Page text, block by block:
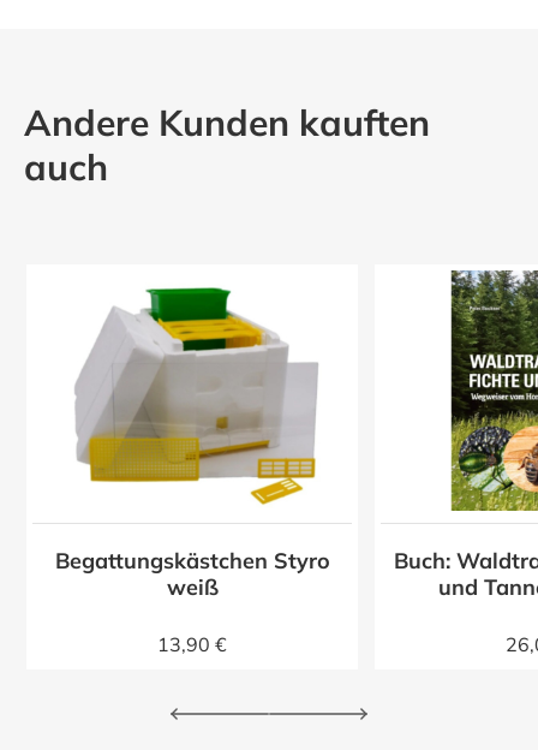
Andere Kunden kauften
auch
Begattungskästchen Styro
weiß
13,90 €
Buch:
und